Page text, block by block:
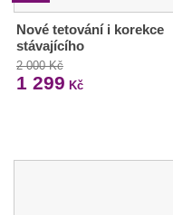
Nové tetování i korekce
stávajícího
2 000 Kč
1 299 Kč